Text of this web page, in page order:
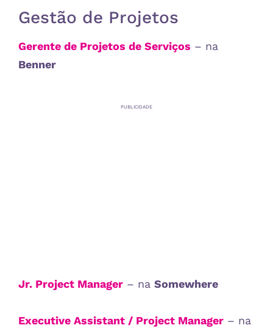
Gestão de Projetos
Gerente de Projetos de Serviços – na
Benner
PUBLICIDADE
Jr. Project Manager – na Somewhere
Executive Assistant / Project Manager – na